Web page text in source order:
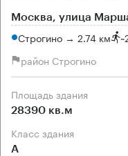
Москва, улица
Строгино → 2.74 км ~
район Строгино
Площадь здания
28390 кв.м
Класс здания
А